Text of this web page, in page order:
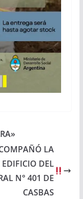
LA
DEL
N° 401 DE
CASBAS